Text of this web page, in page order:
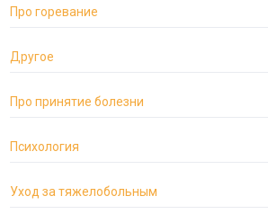
Про горевание
Другое
Про принятие болезни
Психология
Уход за тяжелобольным